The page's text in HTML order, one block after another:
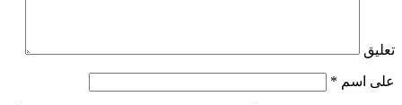
تعليق
على اسم *